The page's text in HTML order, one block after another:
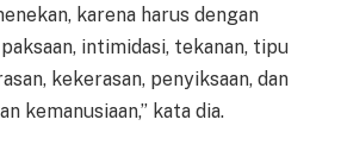
karena harus dengan
intimidasi, tekanan, tipu
kekerasan, penyiksaan, dan
kemanusiaan,” kata dia.